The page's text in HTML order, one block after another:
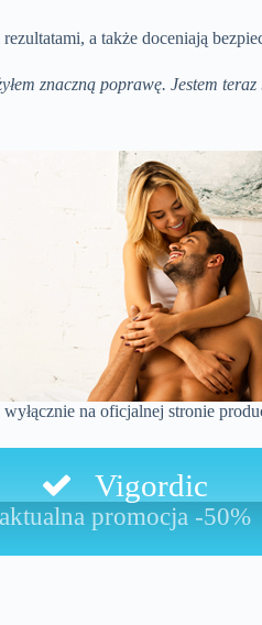
a także doceniają
znaczną poprawę. Jestem
na oficjalnej stronie
Vigordic
aktualna promocja -50%